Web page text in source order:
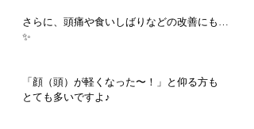
さらに、頭痛や食いしばりなどの改善にも…
✨
「顔（頭）が軽くなった〜！」と仰る方も
とても多いですよ♪